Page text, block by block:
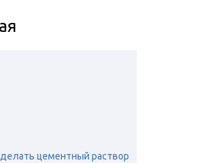
цементный раствор